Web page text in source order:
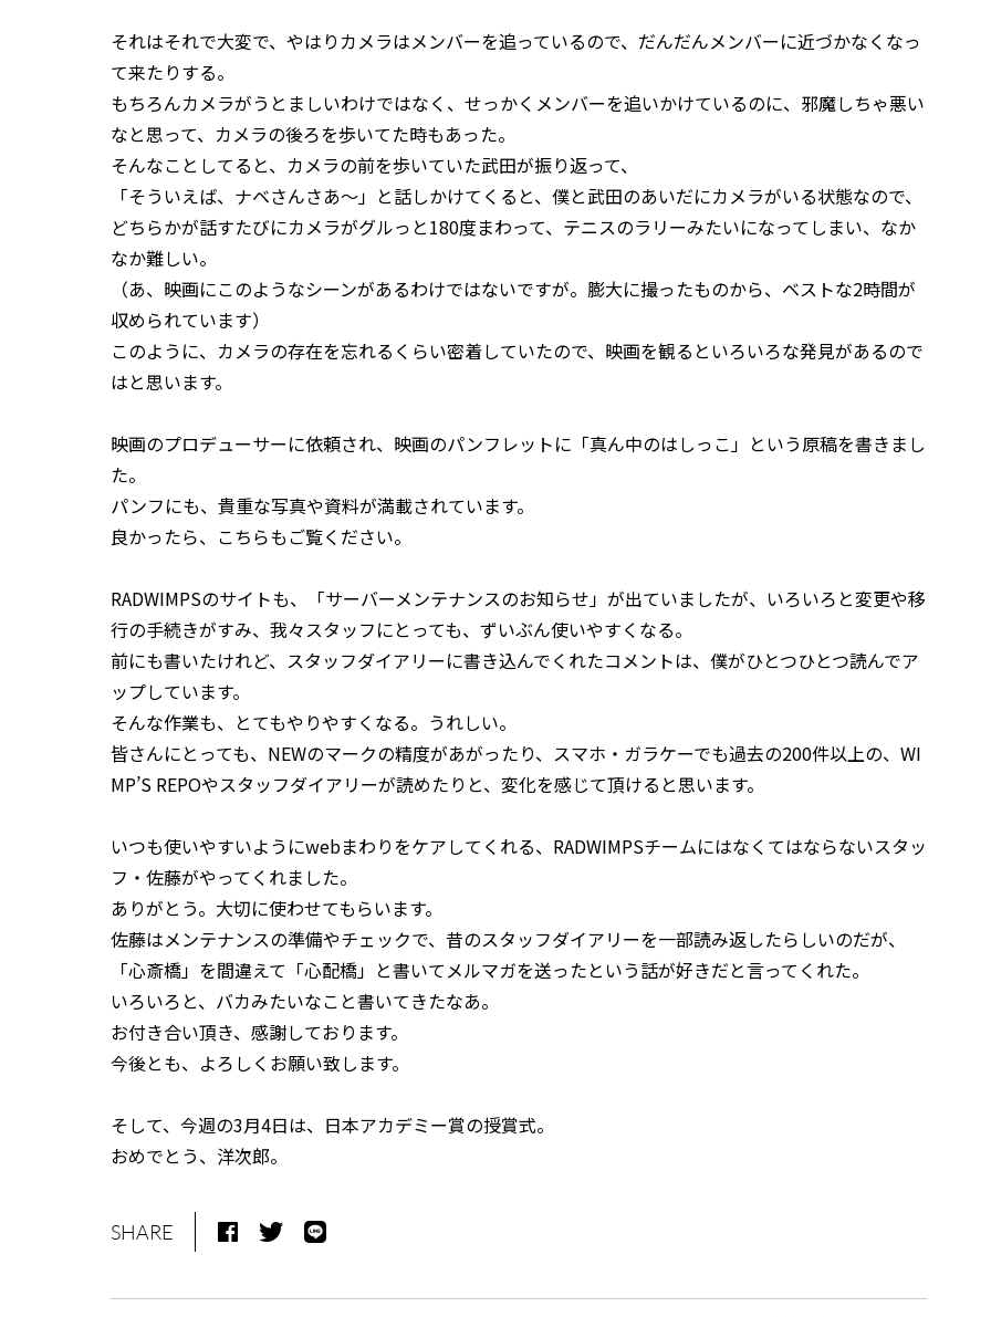
それはそれで大変で、やはりカメラはメンバーを追っているので、だんだんメンバーに近づかなくなっ
て来たりする。
もちろんカメラがうとましいわけではなく、せっかくメンバーを追いかけているのに、邪魔しちゃ悪い
なと思って、カメラの後ろを歩いてた時もあった。
そんなことしてると、カメラの前を歩いていた武田が振り返って、
「そういえば、ナベさんさあ～」と話しかけてくると、僕と武田のあいだにカメラがいる状態なので、
どちらかが話すたびにカメラがグルっと180度まわって、テニスのラリーみたいになってしまい、なか
なか難しい。
（あ、映画にこのようなシーンがあるわけではないですが。膨大に撮ったものから、ベストな2時間が
収められています）
このように、カメラの存在を忘れるくらい密着していたので、映画を観るといろいろな発見があるので
はと思います。
映画のプロデューサーに依頼され、映画のパンフレットに「真ん中のはしっこ」という原稿を書きまし
た。
パンフにも、貴重な写真や資料が満載されています。
良かったら、こちらもご覧ください。
RADWIMPSのサイトも、「サーバーメンテナンスのお知らせ」が出ていましたが、いろいろと変更や移
行の手続きがすみ、我々スタッフにとっても、ずいぶん使いやすくなる。
前にも書いたけれど、スタッフダイアリーに書き込んでくれたコメントは、僕がひとつひとつ読んでア
ップしています。
そんな作業も、とてもやりやすくなる。うれしい。
皆さんにとっても、NEWのマークの精度があがったり、スマホ・ガラケーでも過去の200件以上の、WI
MP’S REPOやスタッフダイアリーが読めたりと、変化を感じて頂けると思います。
いつも使いやすいようにwebまわりをケアしてくれる、RADWIMPSチームにはなくてはならないスタッ
フ・佐藤がやってくれました。
ありがとう。大切に使わせてもらいます。
佐藤はメンテナンスの準備やチェックで、昔のスタッフダイアリーを一部読み返したらしいのだが、
「心斎橋」を間違えて「心配橋」と書いてメルマガを送ったという話が好きだと言ってくれた。
いろいろと、バカみたいなこと書いてきたなあ。
お付き合い頂き、感謝しております。
今後とも、よろしくお願い致します。
そして、今週の3月4日は、日本アカデミー賞の授賞式。
おめでとう、洋次郎。
SHARE